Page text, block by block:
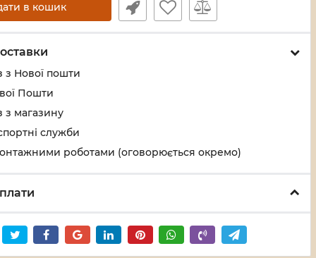
в кошик
з Нової пошти
Пошти
з магазину
служби
роботами (оговорюється окремо)